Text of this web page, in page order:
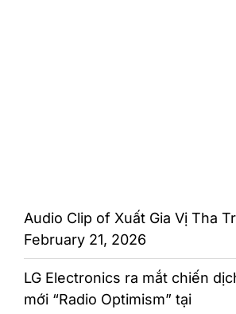
Audio Clip of Xuất Gia Vị Tha
February 21, 2026
LG Electronics ra mắt chiến
mới “Radio Optimism” tại